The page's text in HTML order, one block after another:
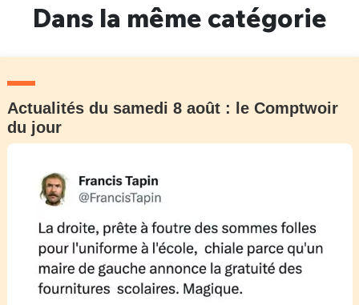
Dans la même catégorie
Actualités du samedi 8 août : le Comptwoir
du jour